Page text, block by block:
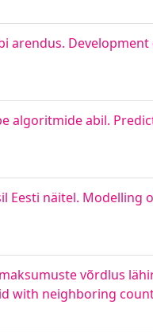
arendus.
abil.
näitel.
võrdlus
with neighboring